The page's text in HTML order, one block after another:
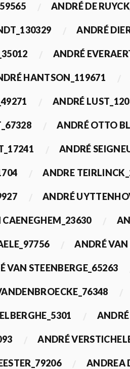
ANDRÉ DE
ANDRÉ
ANDRÉ
HANTSON_119671
ANDRÉ
ANDRÉ OTTO
ANDRÉ
ANDRE
ANDRÉ
ANDRÉ
VAN STEENBERGE_65263
ANDRÉ
ANDREA